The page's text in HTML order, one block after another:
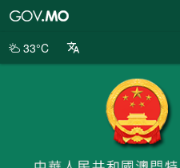
da
33°C